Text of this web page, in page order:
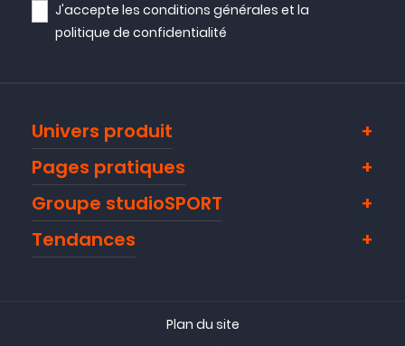
J'accepte lesconditions générales et la
politique de confidentialité
Univers produit
Pages pratiques
Groupe studioSPORT
Tendances
Plan du site